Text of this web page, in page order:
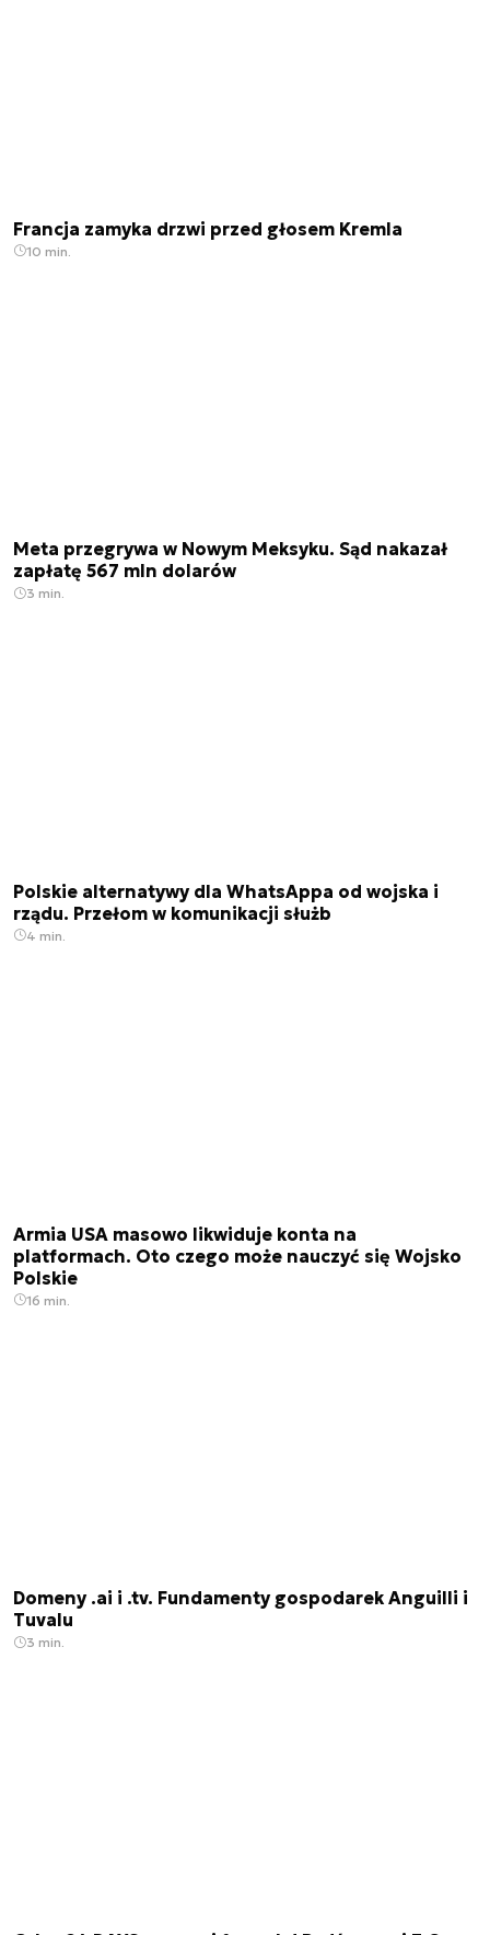
Francja zamyka drzwi przed głosem Kremla
10 min.
Meta przegrywa w Nowym Meksyku. Sąd nakazał
zapłatę 567 mln dolarów
3 min.
Polskie alternatywy dla WhatsAppa od wojska i
rządu. Przełom w komunikacji służb
4 min.
Armia USA masowo likwiduje konta na
platformach. Oto czego może nauczyć się Wojsko
Polskie
16 min.
Domeny .ai i .tv. Fundamenty gospodarek Anguilli i
Tuvalu
3 min.